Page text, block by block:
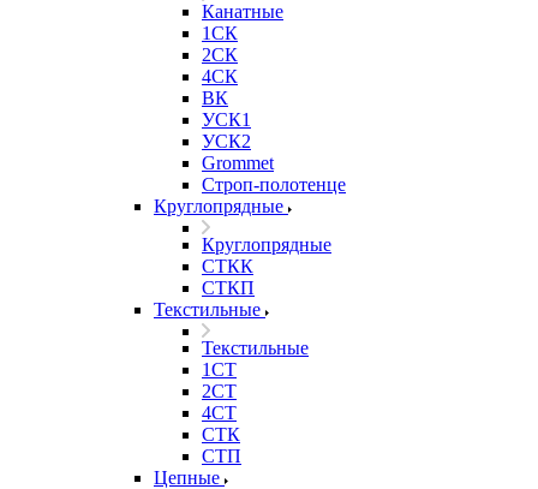
Канатные
1СК
2СК
4СК
ВК
УСК1
УСК2
Grommet
Строп-полотенце
Круглопрядные
Круглопрядные
СТКК
СТКП
Текстильные
Текстильные
1СТ
2СТ
4СТ
СТК
СТП
Цепные